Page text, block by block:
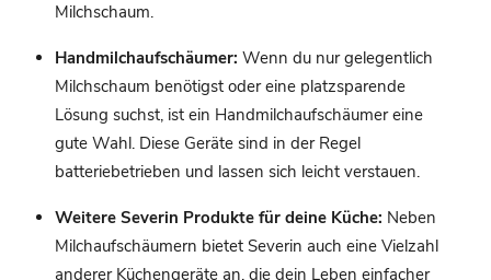
Milchschaum.
Handmilchaufschäumer: Wenn du nur gelegentlich
Milchschaum benötigst oder eine platzsparende
Lösung suchst, ist ein Handmilchaufschäumer eine
gute Wahl. Diese Geräte sind in der Regel
batteriebetrieben und lassen sich leicht verstauen.
Weitere Severin Produkte für deine Küche: Neben
Milchaufschäumern bietet Severin auch eine Vielzahl
anderer Küchengeräte an, die dein Leben einfacher